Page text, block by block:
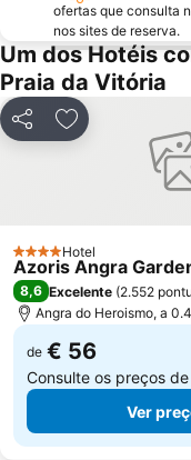
ofertas que consulta
nos sites de reserva.
Um dos Hotéis
Praia da Vitória
PartilharAdicionar aos
4 Estrelas
Hotel
Azoris Angra
8,6 Excelente (2.552
Angra do Heroismo, a
de € 56
Consulte os preços de
Ver